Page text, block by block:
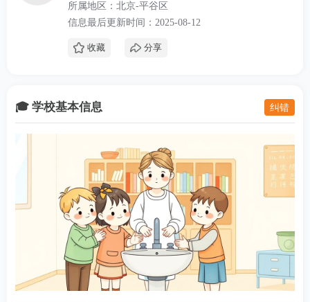
所属地区：北京-平谷区
信息最后更新时间：2025-08-12
收藏 分享
🎓 学校基本信息 纠错